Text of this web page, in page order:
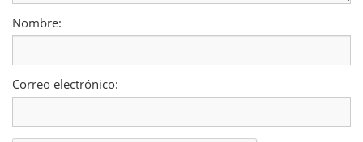
Nombre:
Correo electrónico: